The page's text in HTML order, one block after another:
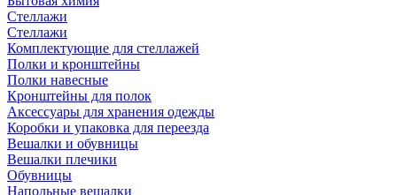
Стеллажи
Стеллажи
Комплектующие для стеллажей
Полки и кронштейны
Полки навесные
Кронштейны для полок
Аксессуары для хранения одежды
Коробки и упаковка для переезда
Вешалки и обувницы
Вешалки плечики
Обувницы
Напольные вешалки